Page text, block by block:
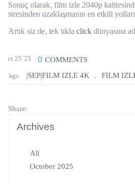
Sonuç olarak, film izle 2040p
stresinden uzaklaşmanın en etkili
Artık siz de, tek tıkla click dünyasına
Oct 25 '25 0 COMMENTS
Tags: |SEP|FILM IZLE 4K FILM
Share:
Archives
All
October 2025